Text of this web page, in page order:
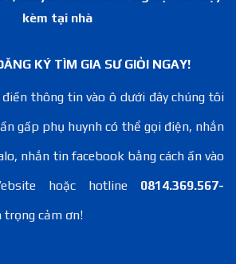
kèm tại nhà
KÝ TÌM GIA SƯ GIỎI NGAY!
thông tin vào ô dưới đây chúng tôi
gấp phụ huynh có thể gọi điện, nhắn
nhắn tin facebook bằng cách ấn vào
hoặc hotline 0814.369.567-
trọng cảm ơn!